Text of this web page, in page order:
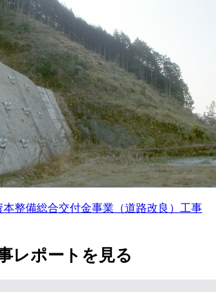
本整備総合交付金事業（道路改良）工事
レポートを​見る​